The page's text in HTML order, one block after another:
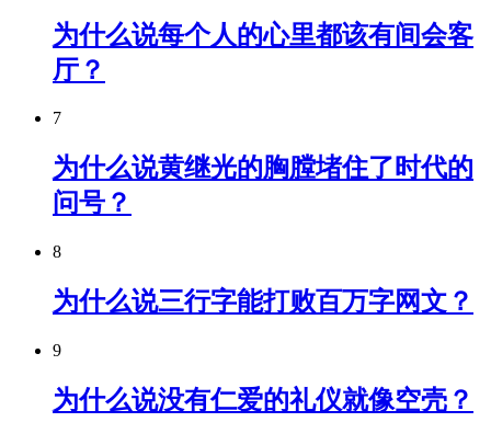
为什么说每个人的心里都该有间会客
厅？
7
为什么说黄继光的胸膛堵住了时代的
问号？
8
为什么说三行字能打败百万字网文？
9
为什么说没有仁爱的礼仪就像空壳？